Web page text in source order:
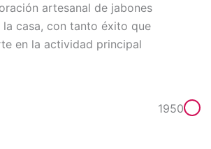
artesanal de jabones
casa, con tanto éxito que
en la actividad principal
1950